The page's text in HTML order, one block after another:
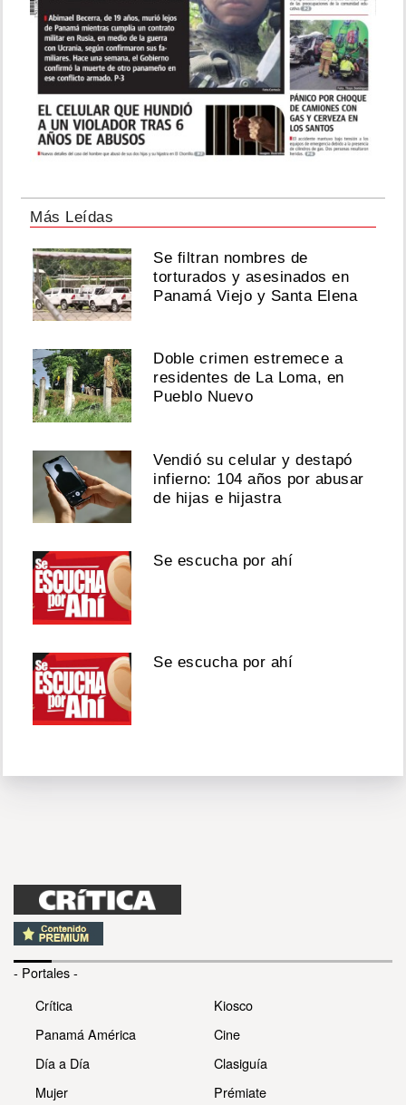
Más Leídas
Se filtran nombres de
torturados y asesinados en
Panamá Viejo y Santa Elena
Doble crimen estremece a
residentes de La Loma, en
Pueblo Nuevo
Vendió su celular y destapó
infierno: 104 años por abusar
de hijas e hijastra
Se escucha por ahí
Se escucha por ahí
- Portales -
Crítica
Panamá América
Día a Día
Mujer
Kiosco
Cine
Clasiguía
Prémiate